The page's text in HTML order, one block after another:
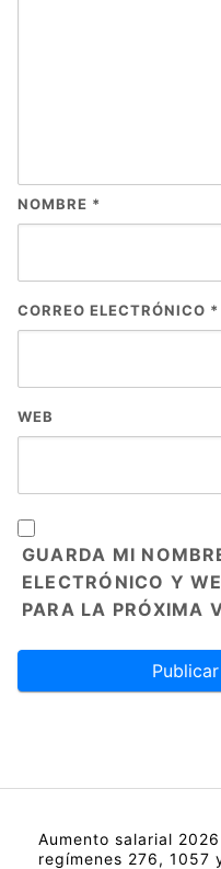
NOMBRE *
CORREO ELECTRÓNICO *
WEB
GUARDA MI
ELECTRÓNICO Y
PARA LA PRÓXIMA
Aumento salarial
regímenes 276, 1057